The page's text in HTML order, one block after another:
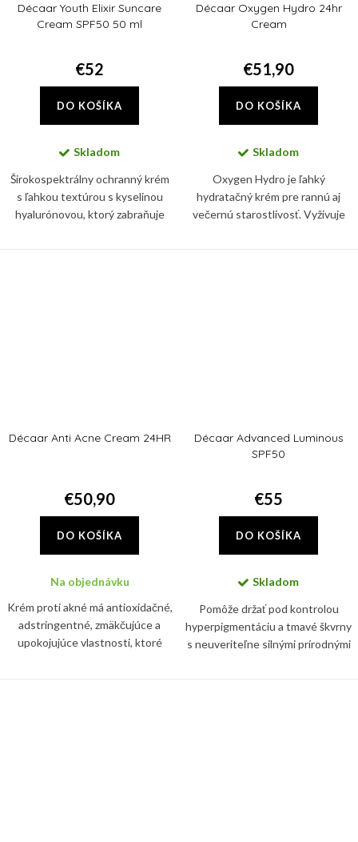
Décaar Youth Elixir Suncare
Cream SPF50 50 ml
€52
DO KOŠÍKA
Skladom
Širokospektrálny ochranný krém
s ľahkou textúrou s kyselinou
hyalurónovou, ktorý zabraňuje
Décaar Oxygen Hydro 24hr
Cream
€51,90
DO KOŠÍKA
Skladom
Oxygen Hydro je ľahký
hydratačný krém pre rannú aj
večernú starostlivosť. Vyživuje
Décaar Anti Acne Cream 24HR
€50,90
DO KOŠÍKA
Na objednávku
Krém proti akné má antioxidačné,
adstringentné, zmäkčujúce a
upokojujúce vlastnosti, ktoré
Décaar Advanced Luminous
SPF50
€55
DO KOŠÍKA
Skladom
Pomôže držať pod kontrolou
hyperpigmentáciu a tmavé škvrny
s neuveriteľne silnými prírodnými